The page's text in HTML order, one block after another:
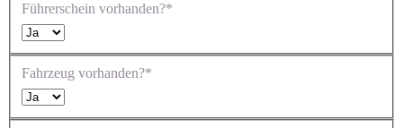
Führerschein vorhanden?*
Fahrzeug vorhanden?*